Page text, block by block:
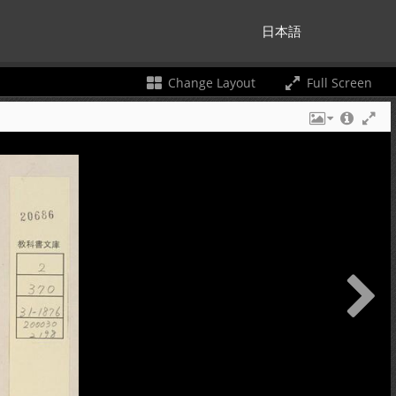
日本語
Change Layout Full Screen